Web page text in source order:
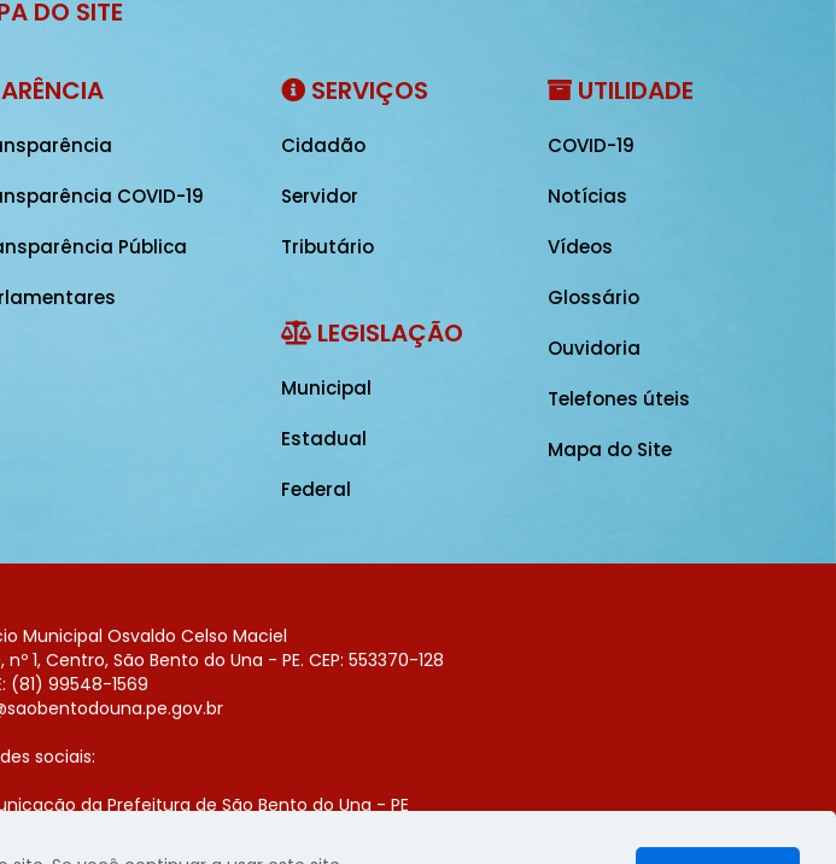
DO SITE
COVID-19
Pública
SERVIÇOS
Cidadão
Servidor
Tributário
LEGISLAÇÃO
Municipal
Estadual
Federal
UTILIDADE
COVID-19
Notícias
Vídeos
Glossário
Ouvidoria
Telefones úteis
Mapa do Site
Municipal Osvaldo Celso Maciel
1, Centro, São Bento do Una - PE. CEP: 553370-128
(81) 99548-1569
sociais:
da Prefeitura de São Bento do Una - PE
publicidade LumusWeb - Agência Digital